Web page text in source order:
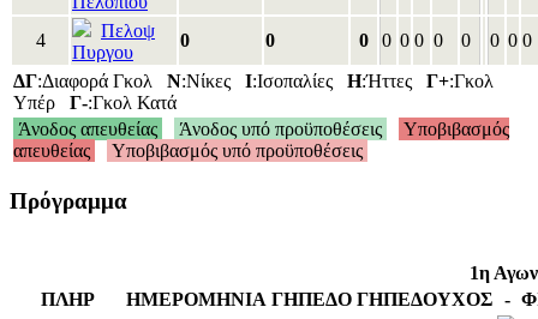
4
Πελοψ
Πυργου
0 0 0 0 0 0 0 0 0 0 0
ΔΓ:Διαφορά Γκολ Ν:Νίκες Ι:Ισοπαλίες Η:Ήττες Γ+:Γκολ
Υπέρ Γ-:Γκολ Κατά
Άνοδος απευθείας
Άνοδος υπό προϋποθέσεις
Υποβιβασμός
απευθείας
Υποβιβασμός υπό προϋποθέσεις
Πρόγραμμα
1η
ΠΛΗΡ
ΗΜΕΡΟΜΗΝΙΑ ΓΗΠΕΔΟ ΓΗΠΕΔΟΥΧΟΣ -